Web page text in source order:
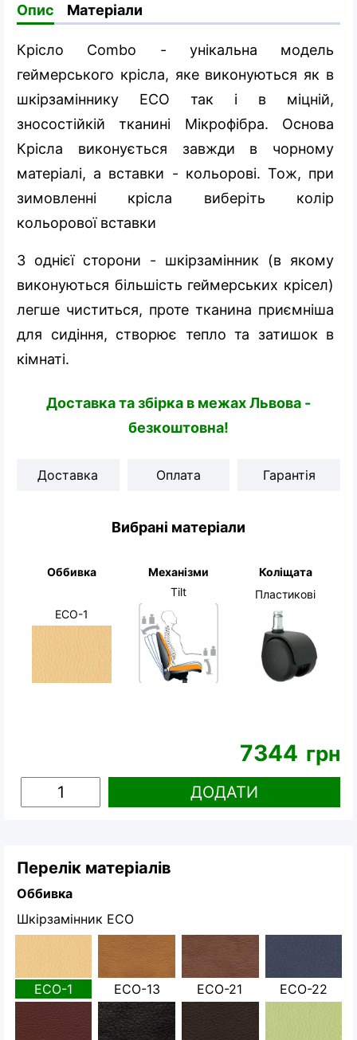
Опис Матеріали
Крісло Combo - унікальна модель
геймерського крісла, яке виконуються як в
шкірзаміннику ECO так і в міцній,
зносостійкій тканині Мікрофібра. Основа
Крісла виконується завжди в чорному
матеріалі, а вставки - кольорові. Тож, при
зимовленні крісла виберіть колір
кольорової вставки
З однієї сторони - шкірзамінник (в якому
виконуються більшість геймерських крісел)
легше чиститься, проте тканина приємніша
для сидіння, створює тепло та затишок в
кімнаті.
Доставка та збірка в межах Львова -
безкоштовна!
Доставка Оплата Гарантія
Вибрані матеріали
Оббивка
ECO-1
Механізми
Tilt
Коліщата
Пластикові
7344 грн
ДОДАТИ
Перелік матеріалів
Оббивка
Шкірзамінник ECO
ECO-1 ECO-13 ECO-21 ECO-22